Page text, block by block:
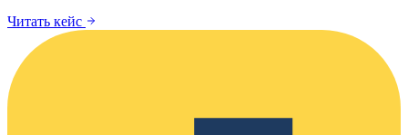
Читать кейс